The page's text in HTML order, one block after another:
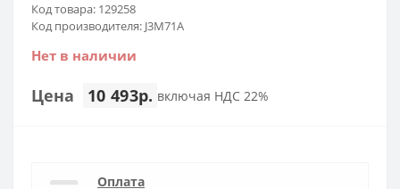
Код товара: 129258
Код производителя: J3M71A
Нет в наличии
Цена 10 493р. включая НДС 22%
Оплата